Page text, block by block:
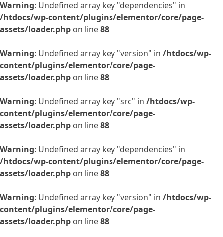
Warning: Undefined array key "dependencies" in
/htdocs/wp-content/plugins/elementor/core/page-
assets/loader.php on line88
Warning: Undefined array key "version" in /htdocs/wp-
content/plugins/elementor/core/page-
assets/loader.php on line88
Warning: Undefined array key "src" in /htdocs/wp-
content/plugins/elementor/core/page-
assets/loader.php on line88
Warning: Undefined array key "dependencies" in
/htdocs/wp-content/plugins/elementor/core/page-
assets/loader.php on line88
Warning: Undefined array key "version" in /htdocs/wp-
content/plugins/elementor/core/page-
assets/loader.php on line88